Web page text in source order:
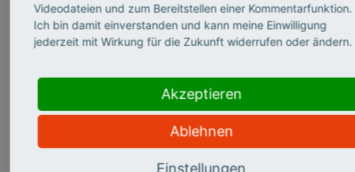
©
Andrea Frank über
sicherheits­relevante
Videodateien und zum Bereitstellen einer Kommentarfunktion.
Ich bin damit einverstanden und kann meine Einwilligung
jederzeit mit Wirkung für die Zukunft widerrufen oder ändern.
Akzeptieren
Ablehnen
Einstellungen